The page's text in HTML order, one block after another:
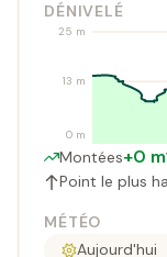
DÉNIVELÉ
0 m
13 m
25 m
Montées+0 m
Point le plus
MÉTÉO
Aujourd'hui